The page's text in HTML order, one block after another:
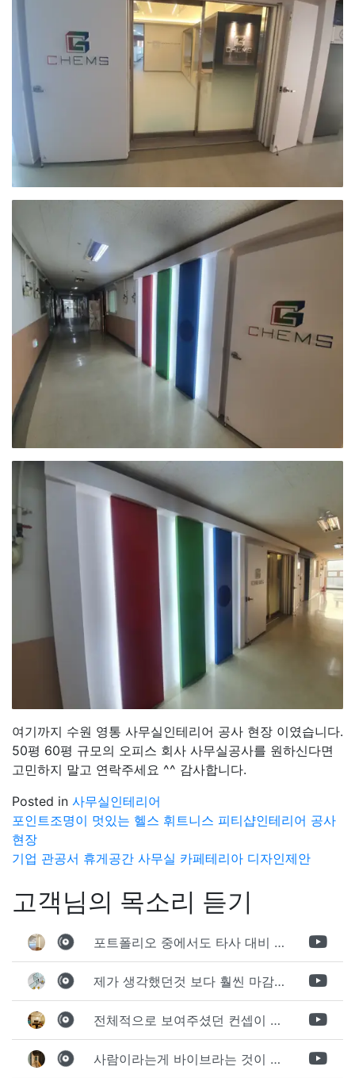
여기까지 수원 영통 사무실인테리어 공사 현장 이였습니다.
50평 60평 규모의 오피스 회사 사무실공사를 원하신다면
고민하지 말고 연락주세요 ^^ 감사합니다.
Posted in 사무실인테리어
글
탐
포인트조명이 멋있는 헬스 휘트니스 피티샵인테리어 공사
현장
기업 관공서 휴게공간 사무실 카페테리아 디자인제안
고객님의 목소리 듣기
포트폴리오 중에서도 타사 대비 상세하게 진행되는것 같다는 느낌을 많이 받았습니다. 시공 기반과 디자인기반의 인테리어 회사의 차이점을 알게되었는데 인테리어 디자인 기반의 회사와의 컨텍이 굉장히 만족스러웠습니다.
제가 생각했던것 보다 훨씬 마감이 멋있게 잘 나왔습니다. 바닥 이라던지 벽지색상 그리고 통유리로 추천 해주신것도 참 좋았습니다. 916의 노하우를 잘 살려서 공사는 잘 마무리 된것 같습니다.
전체적으로 보여주셨던 컨셉이 너무 마음에 들었고 실장님께서 개인적으로 만족감 있는 공사를 하고 있다는 느낌이 좋았습니다.
사람이라는게 바이브라는 것이 다 있고 뽐어져 나오는 에너지가 있다고 생각을 합니다. 사람이 가장중요하기 때문에 처음 만났을때 실장님의 에너지가 좋았고 첫인상으로 업체를 선정하게 되었습니다.